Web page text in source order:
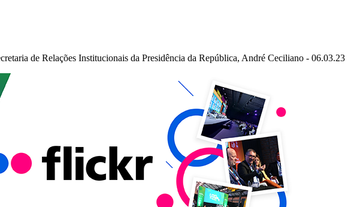
de Relações Institucionais da Presidência da República, André Ceciliano - 06.03.23